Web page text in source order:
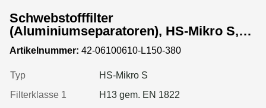
Schwebstofffilter
(Aluminiumseparatoren), HS-Mikro S,
Gr. 610x610x150 mm, EN 1822 Kl. H13,
Rahmen: verzinkter Stahl, Dichtung:
geschäumt
Artikelnummer: 42-06100610-L150-380
Typ
HS-Mikro S
Filterklasse 1
H13 gem. EN 1822